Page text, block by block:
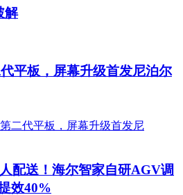
解
平板，屏幕升级首发尼泊尔
配送！海尔智家自研AGV调
效40%